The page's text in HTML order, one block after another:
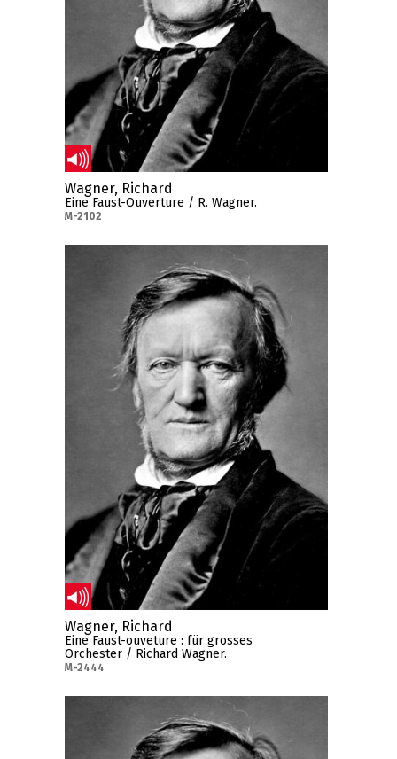
Wagner, Richard
Eine Faust-Ouverture / R. Wagner.
M-2102
Wagner, Richard
Eine Faust-ouveture : für grosses
Orchester / Richard Wagner.
M-2444